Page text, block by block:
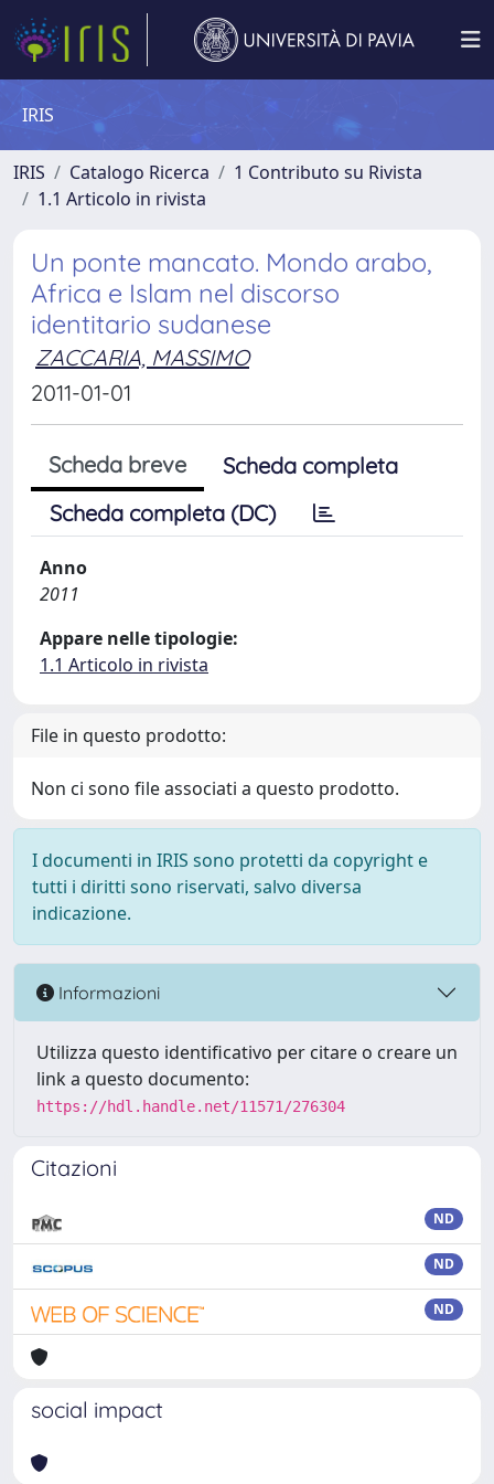
IRIS
IRIS Catalogo Ricerca
1 Contributo su Rivista
1.1 Articolo in rivista
Un ponte mancato. Mondo arabo,
Africa e Islam nel discorso
identitario sudanese
ZACCARIA, MASSIMO
2011-01-01
Scheda breve
Scheda completa
Scheda completa (DC)
Anno
2011
Appare nelle tipologie:
1.1 Articolo in rivista
File in questo prodotto:
Non ci sono file associati a questo prodotto.
I documenti in IRIS sono protetti da copyright e
tutti i diritti sono riservati, salvo diversa
indicazione.
Informazioni
Utilizza questo identificativo per citare o creare un
link a questo documento:
https://hdl.handle.net/11571/276304
Citazioni
ND
ND
ND
social impact